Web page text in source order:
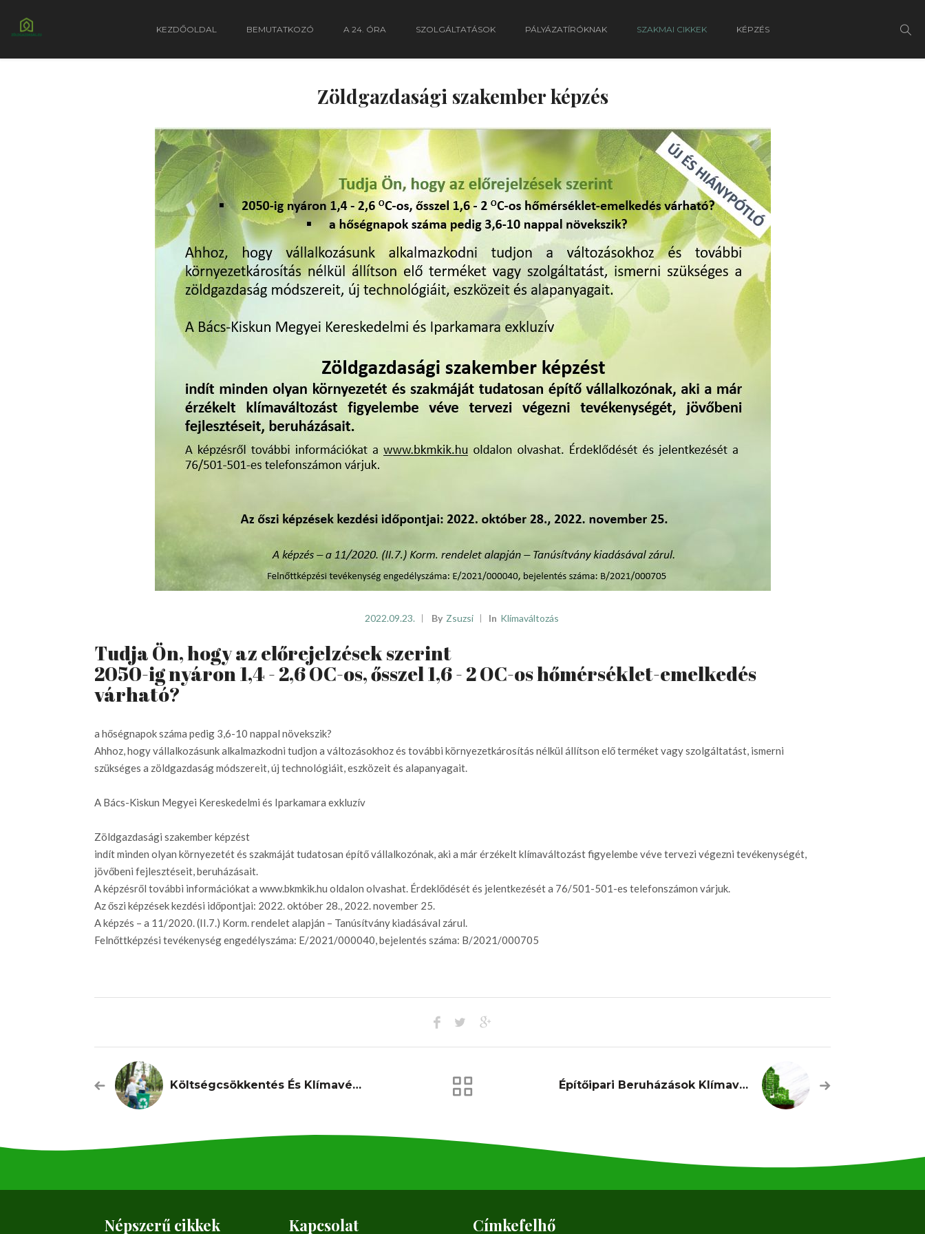
KEZDŐOLDAL BEMUTATKOZÓ A 24. ÓRA SZOLGÁLTATÁSOK PÁLYÁZATÍRÓKNAK SZAKMAI CIKKEK KÉPZÉS
Zöldgazdasági szakember képzés
2022.09.23. By Zsuzsi In Klímaváltozás
Tudja Ön, hogy az előrejelzések szerint
2050-ig nyáron 1,4 - 2,6 OC-os, ősszel 1,6 - 2 OC-os hőmérséklet-emelkedés
várható?
a hőségnapok száma pedig 3,6-10 nappal növekszik?
Ahhoz, hogy vállalkozásunk alkalmazkodni tudjon a változásokhoz és további környezetkárosítás nélkül állítson elő terméket vagy szolgáltatást, ismerni
szükséges a zöldgazdaság módszereit, új technológiáit, eszközeit és alapanyagait.
A Bács-Kiskun Megyei Kereskedelmi és Iparkamara exkluzív
Zöldgazdasági szakember képzést
indít minden olyan környezetét és szakmáját tudatosan építő vállalkozónak, aki a már érzékelt klímaváltozást figyelembe véve tervezi végezni tevékenységét,
jövőbeni fejlesztéseit, beruházásait.
A képzésről további információkat a www.bkmkik.hu oldalon olvashat. Érdeklődését és jelentkezését a 76/501-501-es telefonszámon várjuk.
Az őszi képzések kezdési időpontjai: 2022. október 28., 2022. november 25.
A képzés – a 11/2020. (II.7.) Korm. rendelet alapján – Tanúsítvány kiadásával zárul.
Felnőttképzési tevékenység engedélyszáma: E/2021/000040, bejelentés száma: B/2021/000705
Költségcsökkentés És Klímavédelem Felelős Hulladék Gazdálkodással Építőipari Beruházások Klímavédelemmel Összefüggő Engedélyeztetése
Népszerű cikkek Kapcsolat Címkefelhő